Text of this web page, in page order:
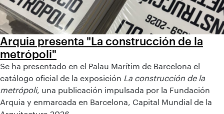
Arquia presenta "La construcción de la
metrópoli"
Se ha presentado en el Palau Marítim de Barcelona el
catálogo oficial de la exposición La construcción de la
metrópoli, una publicación impulsada por la Fundación
Arquia y enmarcada en Barcelona, Capital Mundial de la